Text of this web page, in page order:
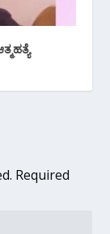
Required